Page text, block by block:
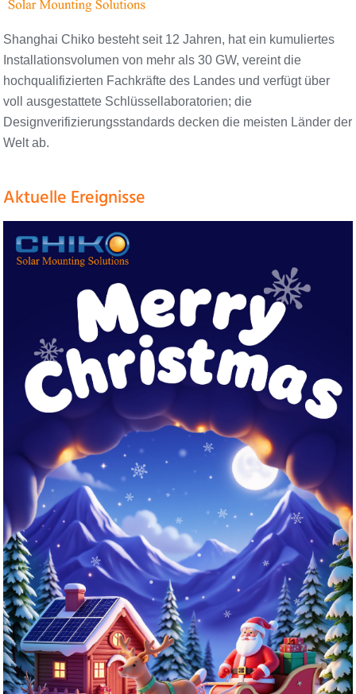
Shanghai Chiko besteht seit 12 Jahren, hat ein kumuliertes
Installationsvolumen von mehr als 30 GW, vereint die
hochqualifizierten Fachkräfte des Landes und verfügt über
voll ausgestattete Schlüssellaboratorien; die
Designverifizierungsstandards decken die meisten Länder der
Welt ab.
Aktuelle Ereignisse